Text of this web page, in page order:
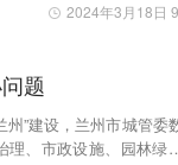
2024年3月18日
题
”建设，兰州市城管委
理、市政设施、园林绿